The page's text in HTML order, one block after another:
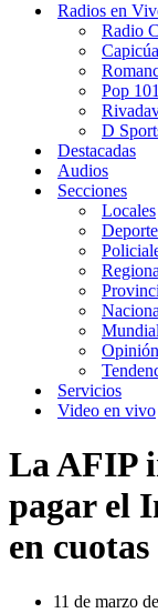
Radios en
Radio
Pop
D
Destacadas
Audios
Secciones
Locales
Opinión
Servicios
Video en vivo
La AFIP
pagar el
en cuotas
11 de marzo